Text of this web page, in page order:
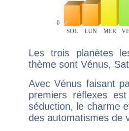
Les trois planètes
thème sont Vénus,
Avec Vénus faisant
premiers réflexes
séduction, le charme
des automatismes de